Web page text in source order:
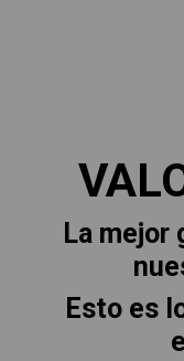
La mejor
Esto es